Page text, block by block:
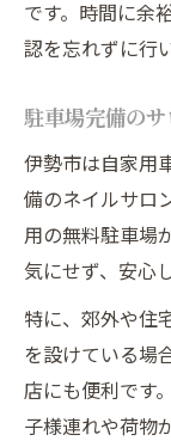
です。時間に余
認を忘れずに行
駐車場完備の
伊勢市は自家用
備のネイルサロ
用の無料駐車場
気にせず、安心
特に、郊外や住
を設けている場
店にも便利です
子様連れや荷物